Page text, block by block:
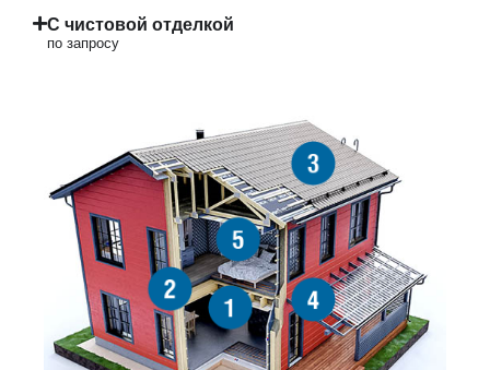
С чистовой отделкой
по запросу
1
2
3
4
5